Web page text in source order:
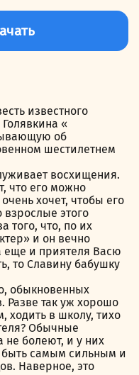
известного
«
об
шестилетнем
восхищения.
что его можно
хочет, чтобы его
этого
того, что, по их
и он вечно
еще и приятеля Васю
то Славину бабушку
обыкновенных
Разве так уж хорошо
ходить в школу, тихо
Обычные
не болеют, и у них
самым сильным и
Наверное, это